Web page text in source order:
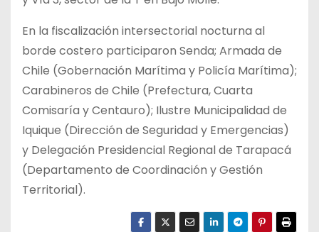
En la fiscalización intersectorial nocturna al
borde costero participaron Senda; Armada de
Chile (Gobernación Marítima y Policía Marítima);
Carabineros de Chile (Prefectura, Cuarta
Comisaría y Centauro); Ilustre Municipalidad de
Iquique (Dirección de Seguridad y Emergencias)
y Delegación Presidencial Regional de Tarapacá
(Departamento de Coordinación y Gestión
Territorial).